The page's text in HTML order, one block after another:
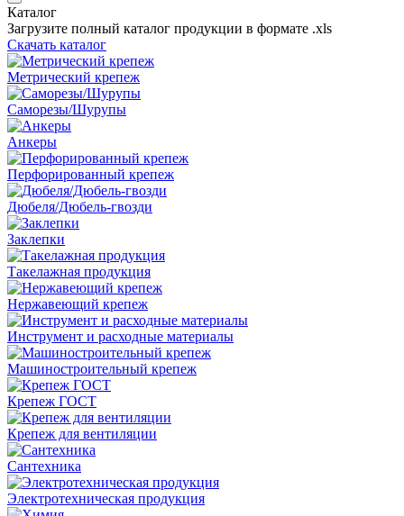
Каталог
Загрузите полный каталог продукции в формате .xls
Скачать каталог
Метрический крепеж
Саморезы/Шурупы
Анкеры
Перфорированный крепеж
Дюбеля/Дюбель-гвозди
Заклепки
Такелажная продукция
Нержавеющий крепеж
Инструмент и расходные материалы
Машиностроительный крепеж
Крепеж ГОСТ
Крепеж для вентиляции
Сантехника
Электротехническая продукция